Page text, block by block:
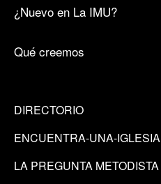
¿Nuevo en La IMU?
Qué creemos
DIRECTORIO
ENCUENTRA-UNA-IGLESIA
LA PREGUNTA METODISTA